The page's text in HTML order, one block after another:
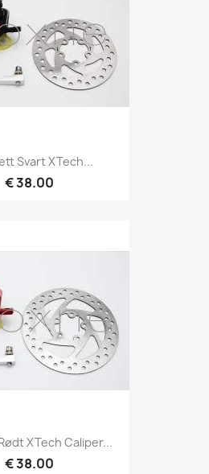
Svart XTech...
€ 38.00
XTech Caliper...
€ 38.00